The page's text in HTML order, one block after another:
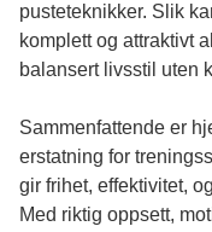
pusteteknikker. Slik
komplett og attraktivt
balansert livsstil uten
Sammenfattende er
erstatning for
gir frihet, effektivitet,
Med riktig oppsett,